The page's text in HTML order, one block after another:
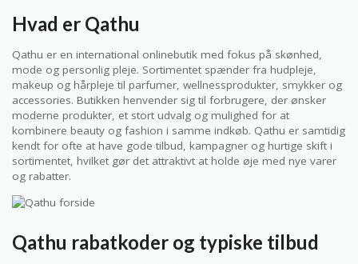
Hvad er Qathu
Qathu er en international onlinebutik med fokus på skønhed,
mode og personlig pleje. Sortimentet spænder fra hudpleje,
makeup og hårpleje til parfumer, wellnessprodukter, smykker og
accessories. Butikken henvender sig til forbrugere, der ønsker
moderne produkter, et stort udvalg og mulighed for at
kombinere beauty og fashion i samme indkøb. Qathu er samtidig
kendt for ofte at have gode tilbud, kampagner og hurtige skift i
sortimentet, hvilket gør det attraktivt at holde øje med nye varer
og rabatter.
Qathu rabatkoder og typiske tilbud